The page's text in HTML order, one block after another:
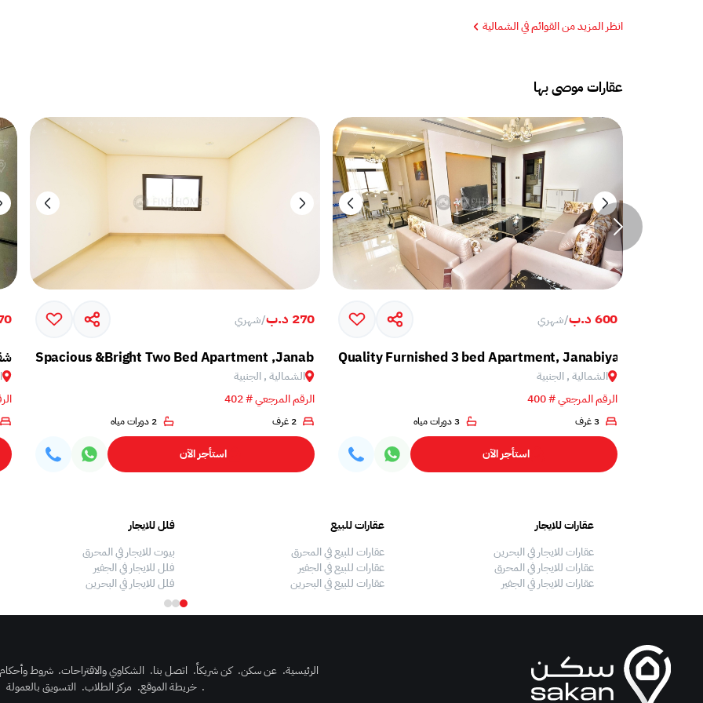
انظر المزيد من القوائم في الشمالية
عقارات موصى بها
600 د.ب /شهري
Quality Furnished 3 bed Apartment, Janabiya
الشمالية , الجنبية
الرقم المرجعي # 400
3 غرف 3 دورات مياه
استأجر الآن
270 د.ب /شهري
Spacious &Bright Two Bed Apartment ,Janabiya
الشمالية , الجنبية
الرقم المرجعي # 402
2 غرف 2 دورات مياه
استأجر الآن
عقارات للايجار
عقارات للايجار في البحرين
عقارات للايجار في المحرق
عقارات للايجار في الجفير
عقارات للبيع
عقارات للبيع في المحرق
عقارات للبيع في الجفير
عقارات للبيع في البحرين
فلل للايجار
بيوت للايجار في المحرق
فلل للايجار في الجفير
فلل للايجار في البحرين
الرئيسية. عن سكن. كن شريكاً. اتصل بنا. الشكاوي والاقتراحات. شروط
. خريطة الموقع. مركز الطلاب. التسويق بالعمولة